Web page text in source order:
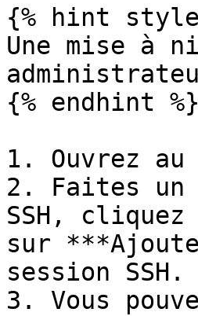
{% hint
Une mise à
{% endhint %}
1. Ouvrez au
2. Faites
SSH,
sur
session SSH.
3. Vous